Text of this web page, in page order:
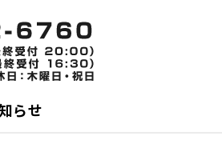
GYM｜内科医
らせ